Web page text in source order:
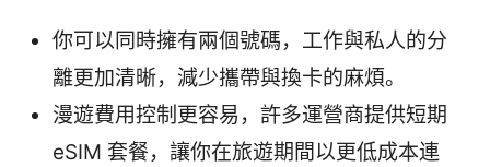
你可以同時擁有兩個號碼，工作與私人的分
離更加清晰，減少攜帶與換卡的麻煩。
漫遊費用控制更容易，許多運營商提供短期
eSIM 套餐，讓你在旅遊期間以更低成本連